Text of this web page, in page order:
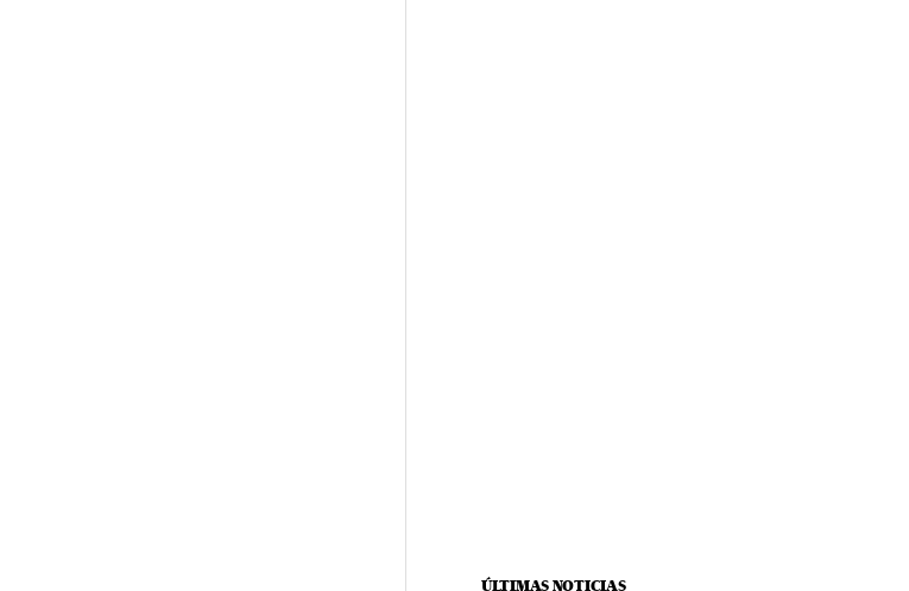
ÚLTIMAS NOTICIAS